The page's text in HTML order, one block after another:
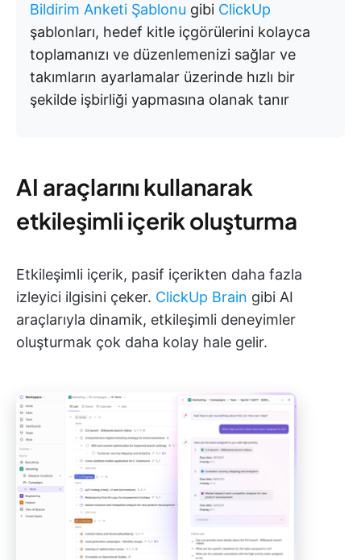
Bildirim Anketi Şablonu gibi ClickUp
şablonları, hedef kitle içgörülerini kolayca
toplamanızı ve düzenlemenizi sağlar ve
takımların ayarlamalar üzerinde hızlı bir
şekilde işbirliği yapmasına olanak tanır
AI araçlarını kullanarak
etkileşimli içerik oluşturma
Etkileşimli içerik, pasif içerikten daha fazla
izleyici ilgisini çeker. ClickUp Brain gibi AI
araçlarıyla dinamik, etkileşimli deneyimler
oluşturmak çok daha kolay hale gelir.